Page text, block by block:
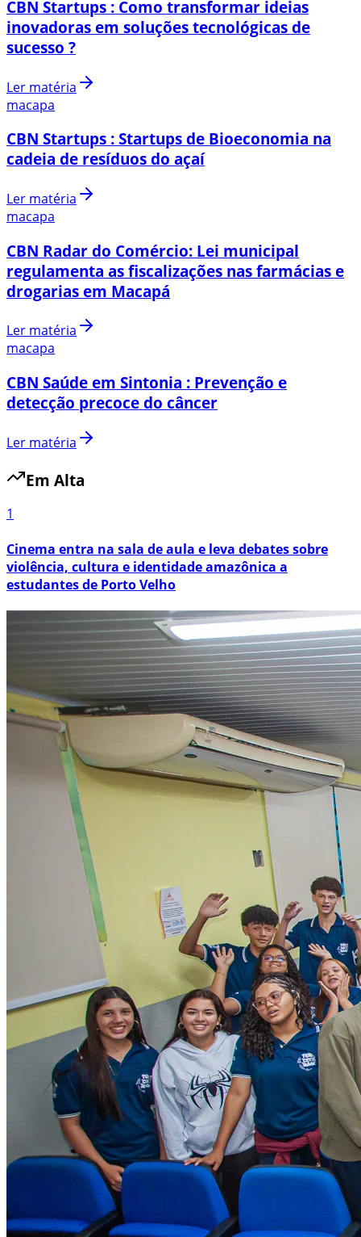
CBN Startups : Como transformar ideias
inovadoras em soluções tecnológicas de
sucesso ?
Ler matéria
macapa
CBN Startups : Startups de Bioeconomia na
cadeia de resíduos do açaí
Ler matéria
macapa
CBN Radar do Comércio: Lei municipal
regulamenta as fiscalizações nas farmácias e
drogarias em Macapá
Ler matéria
macapa
CBN Saúde em Sintonia : Prevenção e
detecção precoce do câncer
Ler matéria
Em Alta
1
Cinema entra na sala de aula e leva debates sobre
violência, cultura e identidade amazônica a
estudantes de Porto Velho